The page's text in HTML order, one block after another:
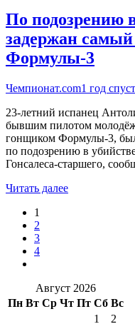
По подозрению
задержан
Формулы-3
Чемпионат.com1 год
23-летний испанец
бывшим пилотом
гонщиком Формулы-3,
по подозрению в
Гонсалеса-старшего,
Читать далее
1
2
3
4
Август 2026
Пн Вт Ср Чт Пт Сб Вс
1
2